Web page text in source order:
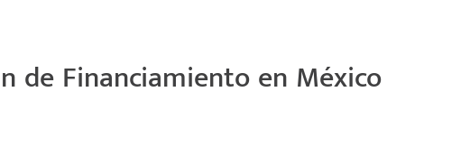
de Financiamiento en México